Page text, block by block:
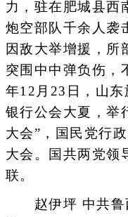
力，驻在肥城县西
炮空部队千余人袭
因敌大举增援，所
突围中中弹负伤，
年12月23日，山
银行公会大夏，举
大会”，国民党行
大会。国共两党领
联。
赵伊坪 中共鲁